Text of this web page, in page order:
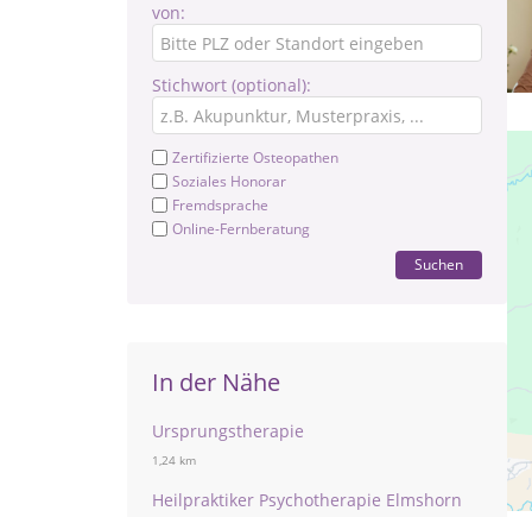
von:
Stichwort (optional):
Zertifizierte Osteopathen
Soziales Honorar
Fremdsprache
Online-Fernberatung
Suchen
In der Nähe
Ursprungstherapie
1,24 km
Heilpraktiker Psychotherapie Elmshorn